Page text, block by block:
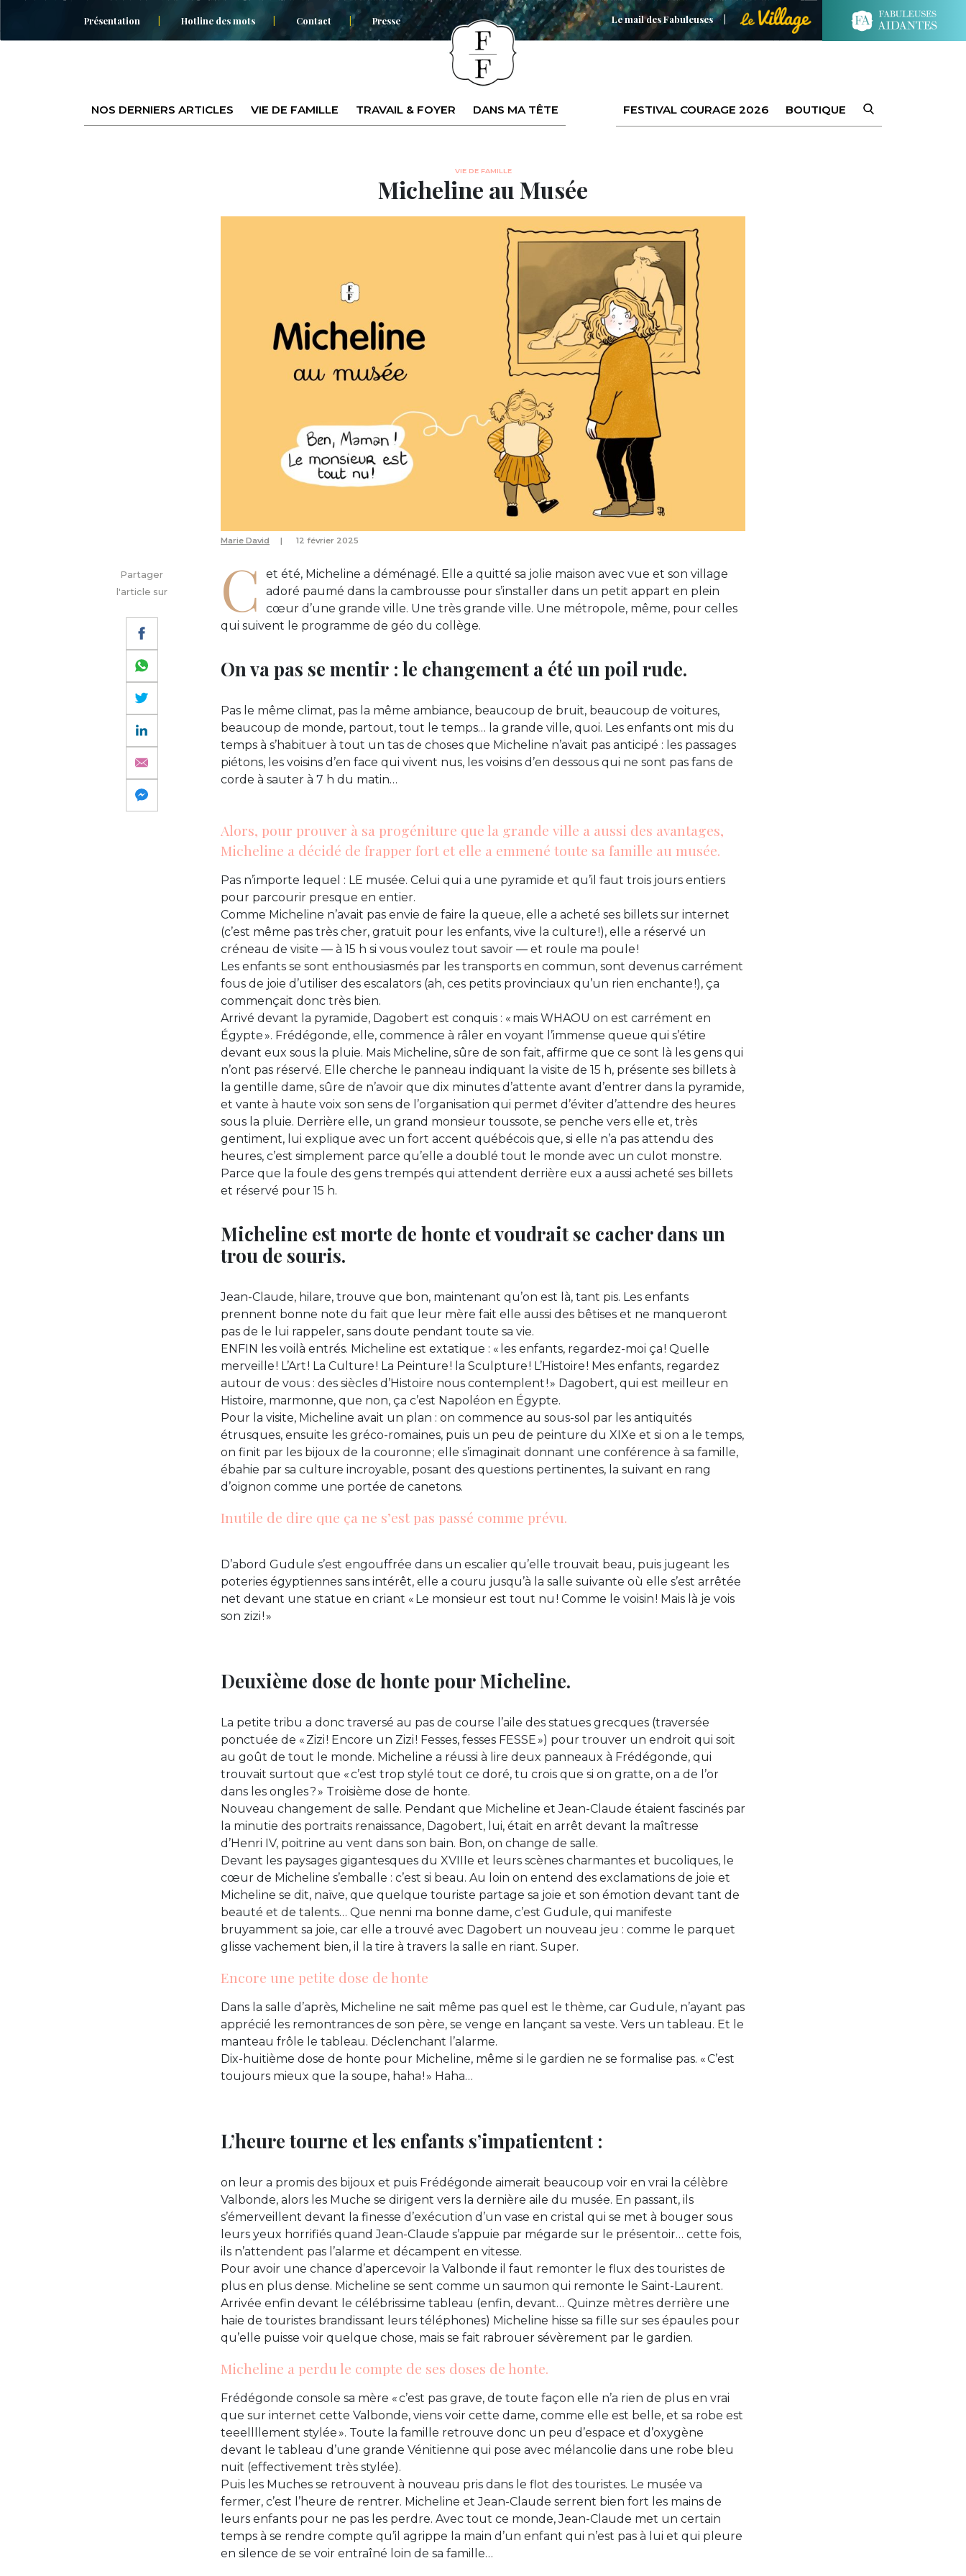
Présentation Hotline des mots Contact Presse Le mail des Fabuleuses
NOS DERNIERS ARTICLES VIE DE FAMILLE TRAVAIL & FOYER DANS MA TÊTE FESTIVAL COURAGE 2026 BOUTIQUE
VIE DE FAMILLE
Micheline au Musée
Marie David 12 février 2025
Partager
l'article sur
C
et été, Micheline a déménagé. Elle a quitté sa jolie maison avec vue et son village
adoré paumé dans la cambrousse pour s’installer dans un petit appart en plein
cœur d’une grande ville. Une très grande ville. Une métropole, même, pour celles
qui suivent le programme de géo du collège.
On va pas se mentir : le changement a été un poil rude.
Pas le même climat, pas la même ambiance, beaucoup de bruit, beaucoup de voitures,
beaucoup de monde, partout, tout le temps… la grande ville, quoi. Les enfants ont mis du
temps à s’habituer à tout un tas de choses que Micheline n’avait pas anticipé : les passages
piétons, les voisins d’en face qui vivent nus, les voisins d’en dessous qui ne sont pas fans de
corde à sauter à 7 h du matin…
Alors, pour prouver à sa progéniture que la grande ville a aussi des avantages,
Micheline a décidé de frapper fort et elle a emmené toute sa famille au musée.
Pas n’importe lequel : LE musée. Celui qui a une pyramide et qu’il faut trois jours entiers
pour parcourir presque en entier.
Comme Micheline n’avait pas envie de faire la queue, elle a acheté ses billets sur internet
(c’est même pas très cher, gratuit pour les enfants, vive la culture !), elle a réservé un
créneau de visite — à 15 h si vous voulez tout savoir — et roule ma poule !
Les enfants se sont enthousiasmés par les transports en commun, sont devenus carrément
fous de joie d’utiliser des escalators (ah, ces petits provinciaux qu’un rien enchante !), ça
commençait donc très bien.
Arrivé devant la pyramide, Dagobert est conquis : « mais WHAOU on est carrément en
Égypte ». Frédégonde, elle, commence à râler en voyant l’immense queue qui s’étire
devant eux sous la pluie. Mais Micheline, sûre de son fait, affirme que ce sont là les gens qui
n’ont pas réservé. Elle cherche le panneau indiquant la visite de 15 h, présente ses billets à
la gentille dame, sûre de n’avoir que dix minutes d’attente avant d’entrer dans la pyramide,
et vante à haute voix son sens de l’organisation qui permet d’éviter d’attendre des heures
sous la pluie. Derrière elle, un grand monsieur toussote, se penche vers elle et, très
gentiment, lui explique avec un fort accent québécois que, si elle n’a pas attendu des
heures, c’est simplement parce qu’elle a doublé tout le monde avec un culot monstre.
Parce que la foule des gens trempés qui attendent derrière eux a aussi acheté ses billets
et réservé pour 15 h.
Micheline est morte de honte et voudrait se cacher dans un
trou de souris.
Jean-Claude, hilare, trouve que bon, maintenant qu’on est là, tant pis. Les enfants
prennent bonne note du fait que leur mère fait elle aussi des bêtises et ne manqueront
pas de le lui rappeler, sans doute pendant toute sa vie.
ENFIN les voilà entrés. Micheline est extatique : « les enfants, regardez-moi ça ! Quelle
merveille ! L’Art ! La Culture ! La Peinture ! la Sculpture ! L’Histoire ! Mes enfants, regardez
autour de vous : des siècles d’Histoire nous contemplent ! » Dagobert, qui est meilleur en
Histoire, marmonne, que non, ça c’est Napoléon en Égypte.
Pour la visite, Micheline avait un plan : on commence au sous-sol par les antiquités
étrusques, ensuite les gréco-romaines, puis un peu de peinture du XIXe et si on a le temps,
on finit par les bijoux de la couronne ; elle s’imaginait donnant une conférence à sa famille,
ébahie par sa culture incroyable, posant des questions pertinentes, la suivant en rang
d’oignon comme une portée de canetons.
Inutile de dire que ça ne s’est pas passé comme prévu.
D’abord Gudule s’est engouffrée dans un escalier qu’elle trouvait beau, puis jugeant les
poteries égyptiennes sans intérêt, elle a couru jusqu’à la salle suivante où elle s’est arrêtée
net devant une statue en criant « Le monsieur est tout nu ! Comme le voisin ! Mais là je vois
son zizi ! »
Deuxième dose de honte pour Micheline.
La petite tribu a donc traversé au pas de course l’aile des statues grecques (traversée
ponctuée de « Zizi ! Encore un Zizi ! Fesses, fesses FESSE ») pour trouver un endroit qui soit
au goût de tout le monde. Micheline a réussi à lire deux panneaux à Frédégonde, qui
trouvait surtout que « c’est trop stylé tout ce doré, tu crois que si on gratte, on a de l’or
dans les ongles ? » Troisième dose de honte.
Nouveau changement de salle. Pendant que Micheline et Jean-Claude étaient fascinés par
la minutie des portraits renaissance, Dagobert, lui, était en arrêt devant la maîtresse
d’Henri IV, poitrine au vent dans son bain. Bon, on change de salle.
Devant les paysages gigantesques du XVIIIe et leurs scènes charmantes et bucoliques, le
cœur de Micheline s’emballe : c’est si beau. Au loin on entend des exclamations de joie et
Micheline se dit, naïve, que quelque touriste partage sa joie et son émotion devant tant de
beauté et de talents… Que nenni ma bonne dame, c’est Gudule, qui manifeste
bruyamment sa joie, car elle a trouvé avec Dagobert un nouveau jeu : comme le parquet
glisse vachement bien, il la tire à travers la salle en riant. Super.
Encore une petite dose de honte
Dans la salle d’après, Micheline ne sait même pas quel est le thème, car Gudule, n’ayant pas
apprécié les remontrances de son père, se venge en lançant sa veste. Vers un tableau. Et le
manteau frôle le tableau. Déclenchant l’alarme.
Dix-huitième dose de honte pour Micheline, même si le gardien ne se formalise pas. « C’est
toujours mieux que la soupe, haha ! » Haha…
L’heure tourne et les enfants s’impatientent :
on leur a promis des bijoux et puis Frédégonde aimerait beaucoup voir en vrai la célèbre
Valbonde, alors les Muche se dirigent vers la dernière aile du musée. En passant, ils
s’émerveillent devant la finesse d’exécution d’un vase en cristal qui se met à bouger sous
leurs yeux horrifiés quand Jean-Claude s’appuie par mégarde sur le présentoir… cette fois,
ils n’attendent pas l’alarme et décampent en vitesse.
Pour avoir une chance d’apercevoir la Valbonde il faut remonter le flux des touristes de
plus en plus dense. Micheline se sent comme un saumon qui remonte le Saint-Laurent.
Arrivée enfin devant le célébrissime tableau (enfin, devant… Quinze mètres derrière une
haie de touristes brandissant leurs téléphones) Micheline hisse sa fille sur ses épaules pour
qu’elle puisse voir quelque chose, mais se fait rabrouer sévèrement par le gardien.
Micheline a perdu le compte de ses doses de honte.
Frédégonde console sa mère « c’est pas grave, de toute façon elle n’a rien de plus en vrai
que sur internet cette Valbonde, viens voir cette dame, comme elle est belle, et sa robe est
teeellllement stylée ». Toute la famille retrouve donc un peu d’espace et d’oxygène
devant le tableau d’une grande Vénitienne qui pose avec mélancolie dans une robe bleu
nuit (effectivement très stylée).
Puis les Muches se retrouvent à nouveau pris dans le flot des touristes. Le musée va
fermer, c’est l’heure de rentrer. Micheline et Jean-Claude serrent bien fort les mains de
leurs enfants pour ne pas les perdre. Avec tout ce monde, Jean-Claude met un certain
temps à se rendre compte qu’il agrippe la main d’un enfant qui n’est pas à lui et qui pleure
en silence de se voir entraîné loin de sa famille…